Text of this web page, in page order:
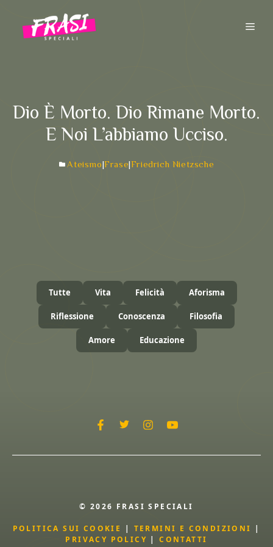
contenuto
Dio È Morto. Dio Rimane Morto.
E Noi L’abbiamo Ucciso.
Ateismo|Frase|Friedrich Nietzsche
Tutte Vita Felicità Aforisma
Riflessione Conoscenza Filosofia
Amore Educazione
© 2026 FRASI SPECIALI
POLITICA SUI COOKIE | TERMINI E CONDIZIONI |
PRIVACY POLICY |CONTATTI